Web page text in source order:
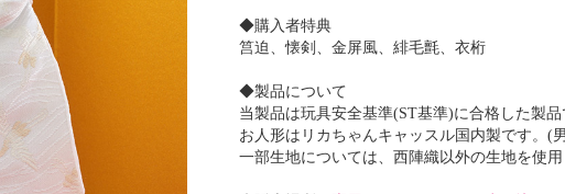
◆購入者特典
筥迫、懐剣、金屏風、緋毛氈、衣桁
◆製品について
当製品は玩具安全基準(ST基準)に合格した製品
お人形はリカちゃんキャッスル国内製です。(
一部生地については、西陣織以外の生地を使用